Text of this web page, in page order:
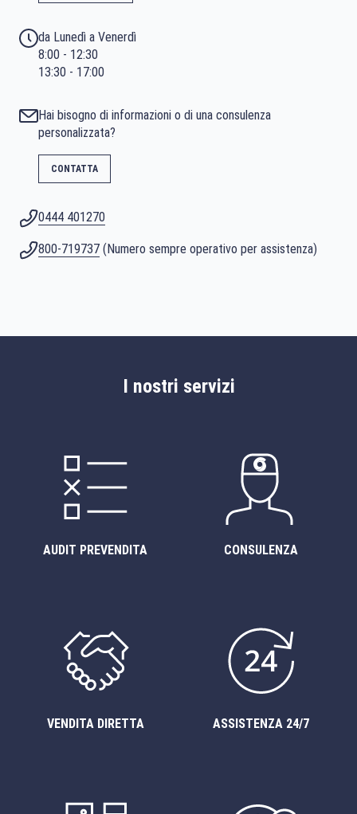
da Lunedì a Venerdì
8:00 - 12:30
13:30 - 17:00
Hai bisogno di informazioni o di una consulenza
personalizzata?
CONTATTA
0444 401270
800-719737 (Numero sempre operativo per assistenza)
I nostri servizi
AUDIT PREVENDITA CONSULENZA
VENDITA DIRETTA ASSISTENZA 24/7